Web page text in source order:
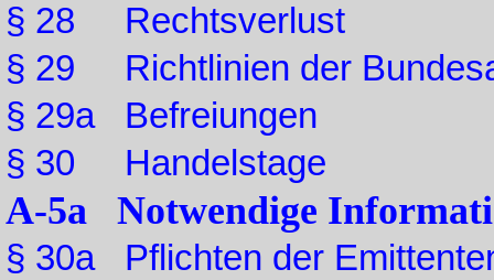
§ 28 Rechtsverlust
§ 29 Richtlinien der
§ 29a Befreiungen
§ 30 Handelstage
A-5a Notwendige
§ 30a Pflichten der